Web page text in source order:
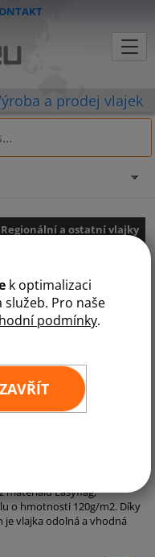
k optimalizaci
služeb. Pro naše
podmínky.
a ostatní vlajky
kraje
materiálu Easyflag,
o hmotnosti 120g/m2. Díky
vlajka odolná a vhodná